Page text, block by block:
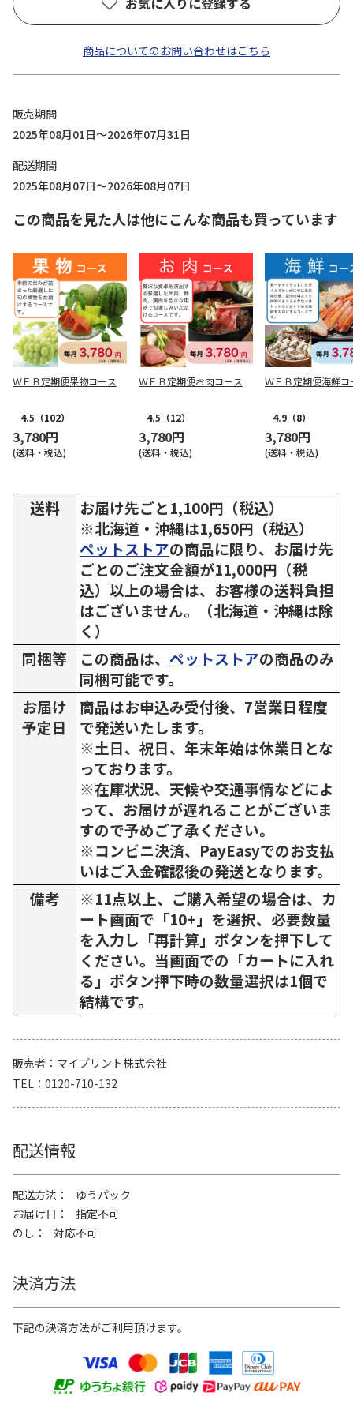
商品についてのお問い合わせはこちら
販売期間
2025年08月01日～2026年07月31日
配送期間
2025年08月07日～2026年08月07日
この商品を見た人は他にこんな商品も買っています
ＷＥＢ定期便果物コース
4.5 （102）
3,780円
(送料・税込)
ＷＥＢ定期便お肉コース
4.5 （12）
3,780円
(送料・税込)
ＷＥＢ定期便海鮮コ
4.9 （8）
3,780円
(送料・税込)
送料
お届け先ごと1,100円（税込）
※北海道・沖縄は1,650円（税込）
ペットストアの商品に限り、お届け先
ごとのご注文金額が11,000円（税
込）以上の場合は、お客様の送料負担
はございません。（北海道・沖縄は除
く）
同梱等
この商品は、 ペットストアの商品のみ
同梱可能です。
お届け
予定日
商品はお申込み受付後、7営業日程度
で発送いたします。
※土日、祝日、年末年始は休業日とな
っております。
※在庫状況、天候や交通事情などによ
って、お届けが遅れることがございま
すので予めご了承ください。
※コンビニ決済、PayEasyでのお支払
いはご入金確認後の発送となります。
備考
※11点以上、ご購入希望の場合は、カ
ート画面で「10+」を選択、必要数量
を入力し「再計算」ボタンを押下して
ください。当画面での「カートに入れ
る」ボタン押下時の数量選択は1個で
結構です。
販売者
マイプリント株式会社
TEL
0120-710-132
配送情報
配送方法
ゆうパック
お届け日
指定不可
のし
対応不可
決済方法
下記の決済方法がご利用頂けます。